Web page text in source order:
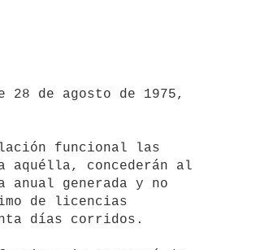
aquélla, concederán al
generada y no
de licencias
días corridos.